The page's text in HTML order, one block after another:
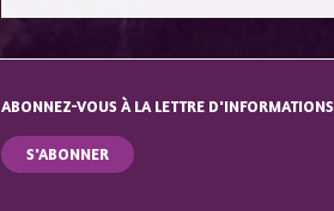
ABONNEZ-VOUS À LA LETTRE D'INFORMATIONS
S'ABONNER